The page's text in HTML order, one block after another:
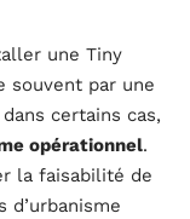
une Tiny
souvent par une
dans certains cas,
opérationnel.
la faisabilité de